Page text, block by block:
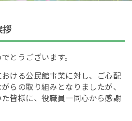
拶
とうございます。
ける公民館事業に対し、ご心配
らの取り組みとなりましたが、
皆様に、役職員一同心から感謝